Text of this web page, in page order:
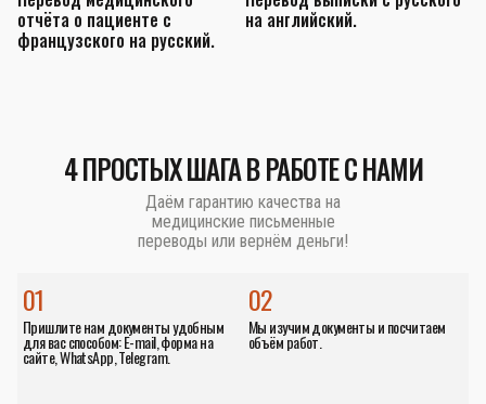
отчёта о пациенте с
французского на русский.
на английский.
4 ПРОСТЫХ ШАГА В РАБОТЕ С НАМИ
Даём гарантию качества на
медицинские письменные
переводы или вернём деньги!
01
Пришлите нам документы удобным
для вас способом: E-mail, форма на
сайте, WhatsApp, Telegram.
02
Мы изучим документы и посчитаем
объём работ.